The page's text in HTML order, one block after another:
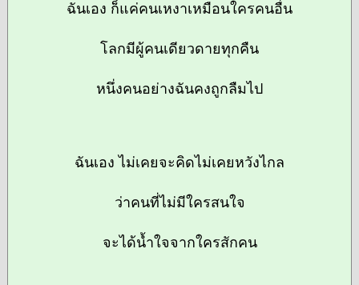
ฉันเอง ก็แค่คนเหงาเหมือนใครคนอื่น
โลกมีผู้คนเดียวดายทุกคืน
หนึ่งคนอย่างฉันคงถูกลืมไป
ฉันเอง ไม่เคยจะคิดไม่เคยหวังไกล
ว่าคนที่ไม่มีใครสนใจ
จะได้น้ำใจจากใครสักคน